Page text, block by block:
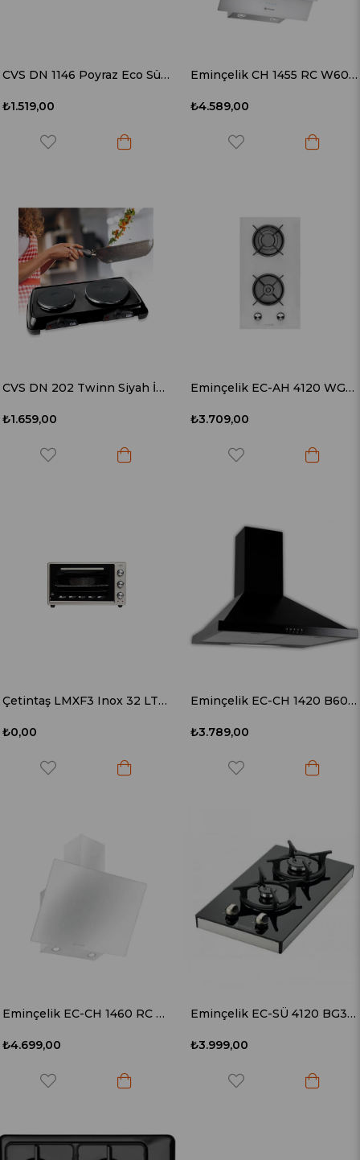
CVS DN 1146 Poyraz Eco Sürgülü Çift Motorlu Aspiratör
₺1.519,00
Eminçelik CH 1455 RC W60 Beyaz Cam Duvar Tipi Davlumbaz
₺4.589,00
CVS DN 202 Twinn Siyah İkili Elektrikli Ocak
₺1.659,00
Eminçelik EC-AH 4120 WG30 (41226 LPG) Beyaz Domino Ankastre Ocak
₺3.709,00
Çetintaş LMXF3 Inox 32 LT Mini Fırın
₺0,00
Eminçelik EC-CH 1420 B60 Siyah Davlumbaz
₺3.789,00
Eminçelik EC-CH 1460 RC W60 Camlı Beyaz Davlumbaz (Uzaktan Kumandalı)
₺4.699,00
Eminçelik EC-SÜ 4120 BG30 LPG Set Üstü Siyah Cam Domino Ocak
₺3.999,00